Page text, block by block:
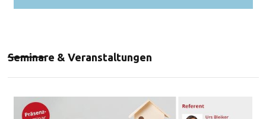
Seminare & Veranstaltungen